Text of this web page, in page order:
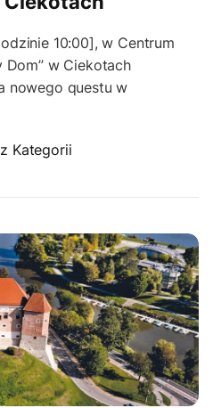
10:00], w Centrum
Dom” w Ciekotach
nowego questu w
Kategorii